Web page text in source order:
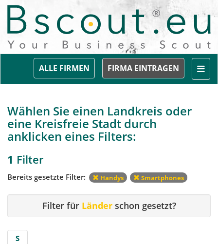
FIRMA EINTRAGEN
ALLE FIRMEN
Wählen Sie einen Landkreis oder
eine Kreisfreie Stadt durch
anklicken eines Filters:
1 Filter
Bereits gesetzte Filter: Handys Smartphones
Filter für Länderschon gesetzt?
S